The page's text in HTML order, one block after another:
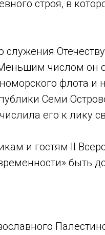
строя, в
числом он
флота
Семи
его к лику
и гостям II